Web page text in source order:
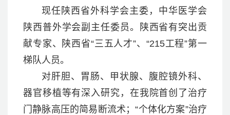
现任陕西省外科学会主委，中华医学会
陕西普外学会副主任委员。陕西省有突出贡
献专家、陕西省“三五人才”、“215工程”第一
梯队人员。
对肝胆、胃肠、甲状腺、腹腔镜外科、
器官移植等有深入研究，在我院首创了治疗
门静脉高压的简易断流术；“个体化方案”治疗